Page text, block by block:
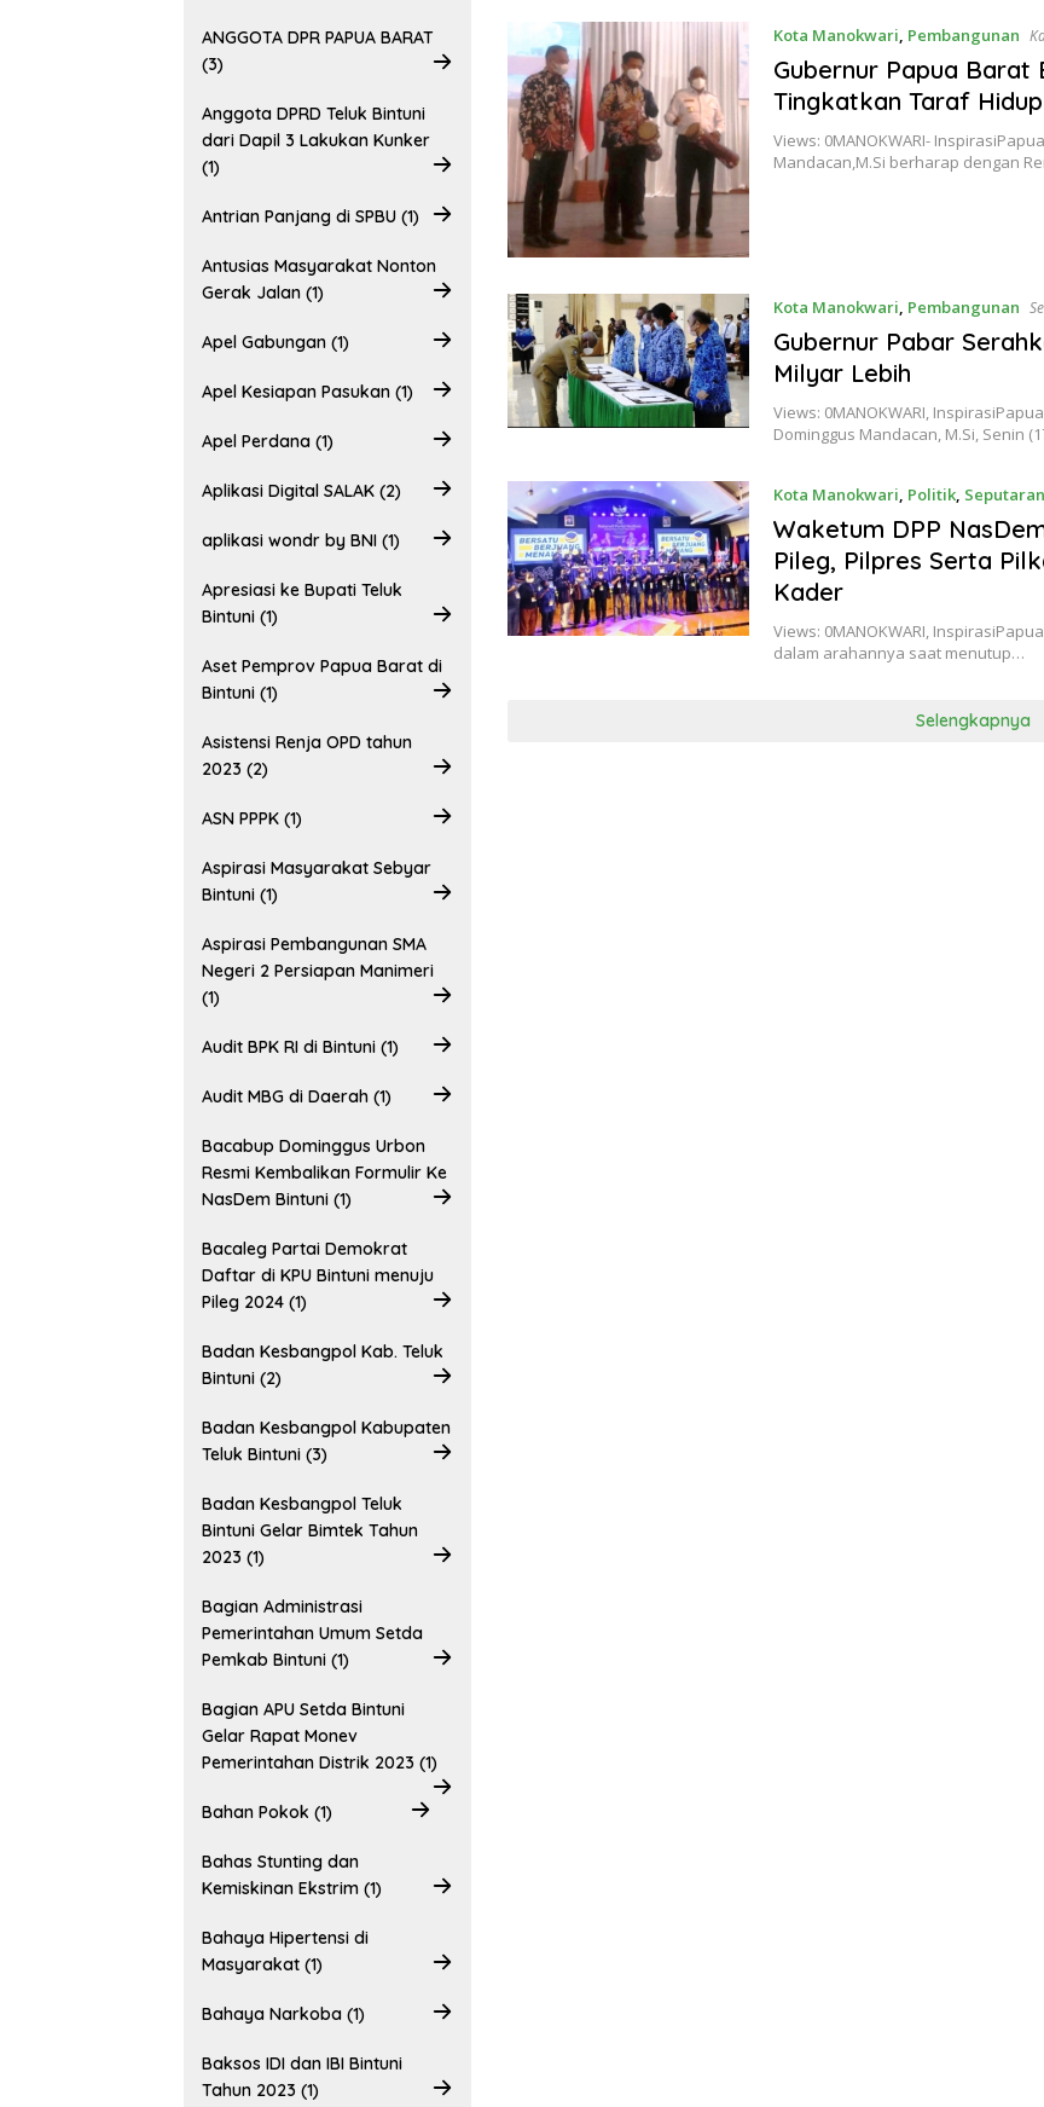
ANGGOTA DPR PAPUA BARAT
(3)
Anggota DPRD Teluk Bintuni
dari Dapil 3 Lakukan Kunker
(1)
Antrian Panjang di SPBU (1)
Antusias Masyarakat Nonton
Gerak Jalan (1)
Apel Gabungan (1)
Apel Kesiapan Pasukan (1)
Apel Perdana (1)
Aplikasi Digital SALAK (2)
aplikasi wondr by BNI (1)
Apresiasi ke Bupati Teluk
Bintuni (1)
Aset Pemprov Papua Barat di
Bintuni (1)
Asistensi Renja OPD tahun
2023 (2)
ASN PPPK (1)
Aspirasi Masyarakat Sebyar
Bintuni (1)
Aspirasi Pembangunan SMA
Negeri 2 Persiapan Manimeri
(1)
Audit BPK RI di Bintuni (1)
Audit MBG di Daerah (1)
Bacabup Dominggus Urbon
Resmi Kembalikan Formulir Ke
NasDem Bintuni (1)
Bacaleg Partai Demokrat
Daftar di KPU Bintuni menuju
Pileg 2024 (1)
Badan Kesbangpol Kab. Teluk
Bintuni (2)
Badan Kesbangpol Kabupaten
Teluk Bintuni (3)
Badan Kesbangpol Teluk
Bintuni Gelar Bimtek Tahun
2023 (1)
Bagian Administrasi
Pemerintahan Umum Setda
Pemkab Bintuni (1)
Bagian APU Setda Bintuni
Gelar Rapat Monev
Pemerintahan Distrik 2023 (1)
Bahan Pokok (1)
Bahas Stunting dan
Kemiskinan Ekstrim (1)
Bahaya Hipertensi di
Masyarakat (1)
Bahaya Narkoba (1)
Baksos IDI dan IBI Bintuni
Tahun 2023 (1)
Kota Manokwari, Pembangunan
Gubernur Papua Barat
Tingkatkan Taraf
Views: 0MANOKWARI-
Mandacan,M.Si berharap dengan
Kota Manokwari, Pembangunan
Gubernur Pabar
Milyar Lebih
Views: 0MANOKWARI,
Dominggus Mandacan, M.Si, Senin
Kota Manokwari, Politik,
Waketum DPP
Pileg, Pilpres Serta
Kader
Views: 0MANOKWARI,
dalam arahannya saat menutup…
Selengkapnya